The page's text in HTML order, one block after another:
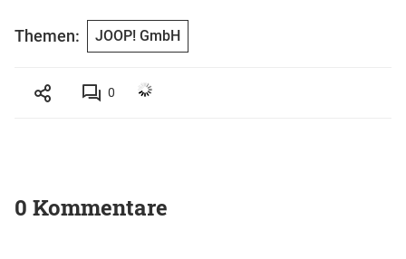
Themen: JOOP! GmbH
0
0 Kommentare